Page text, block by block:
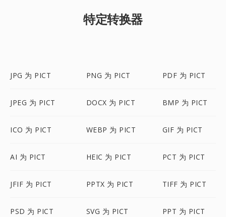
特定转换器
JPG 为 PICT PNG 为 PICT PDF 为 PICT
JPEG 为 PICT DOCX 为 PICT BMP 为 PICT
ICO 为 PICT WEBP 为 PICT GIF 为 PICT
AI 为 PICT HEIC 为 PICT PCT 为 PICT
JFIF 为 PICT PPTX 为 PICT TIFF 为 PICT
PSD 为 PICT SVG 为 PICT PPT 为 PICT